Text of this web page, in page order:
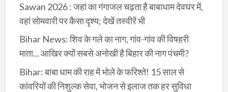
Sawan 2026 : जहां का गंगाजल चढ़ता है बाबाधाम देवघर में,
वहां सोमवारी पर कैसा दृश्य; देखें तस्वीरें भी
Bihar News: शिव के गले का नाग, गांव-गांव की विषहरी
माता... आखिर क्यों सबसे अनोखी है बिहार की नाग पंचमी?
Bihar: बाबा धाम की राह में भोले के फरिश्ते! 15 साल से
कांवरियों की निशुल्क सेवा, भोजन से इलाज तक हर सुविधा